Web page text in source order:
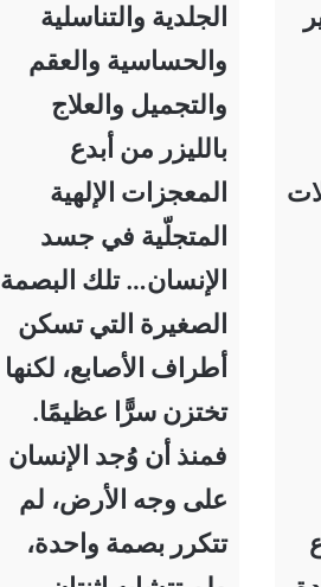
الجلدية والتناسلية
والحساسية والعقم
والتجميل والعلاج
بالليزر من أبدع
المعجزات الإلهية
المتجلّية في جسد
الإنسان… تلك البصمة
الصغيرة التي تسكن
أطراف الأصابع، لكنها
تختزن سرًّا عظيمًا.
فمنذ أن وُجد الإنسان
على وجه الأرض، لم
تتكرر بصمة واحدة،